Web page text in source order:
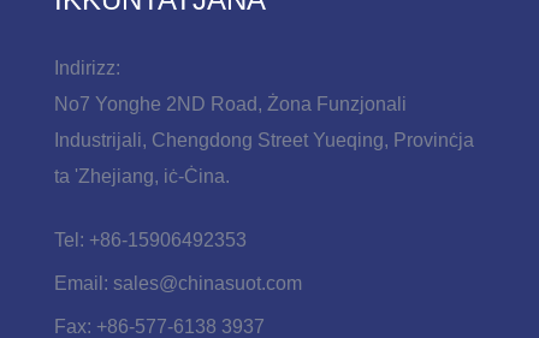
Indirizz:
No7 Yonghe 2ND Road, Żona Funzjonali
Industrijali, Chengdong Street Yueqing, Provinċja
ta 'Zhejiang, iċ-Ċina.
Tel: +86-15906492353
Email: sales@chinasuot.com
Fax: +86-577-6138 3937